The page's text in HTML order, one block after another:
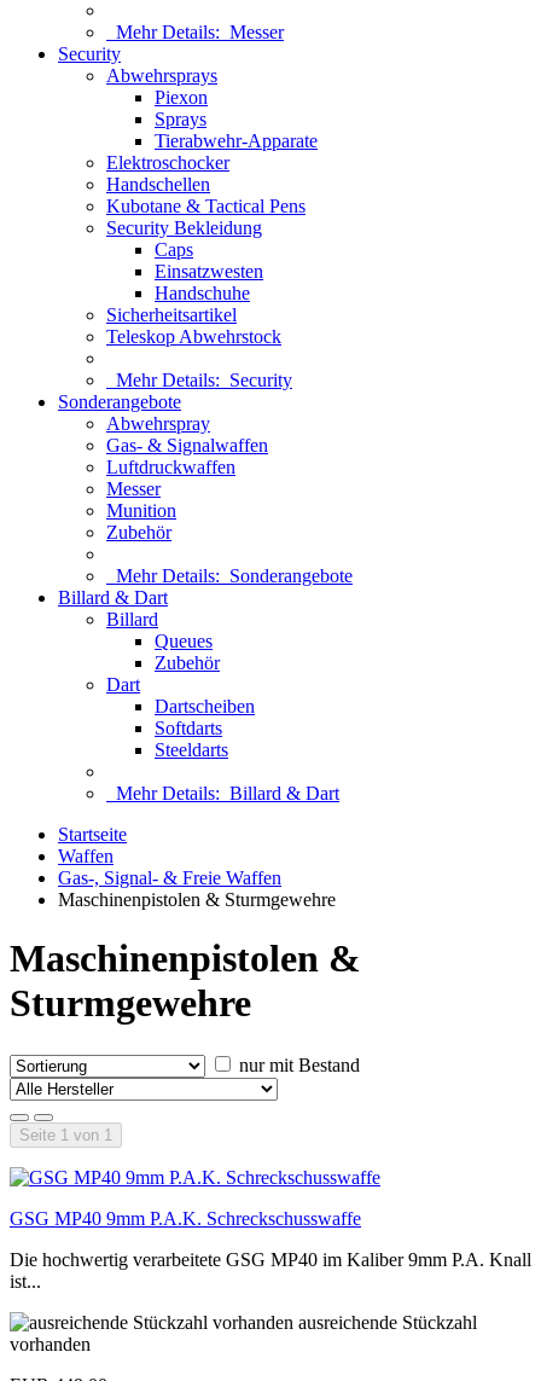
Mehr Details: Messer
Security
Abwehrsprays
Piexon
Sprays
Tierabwehr-Apparate
Elektroschocker
Handschellen
Kubotane & Tactical Pens
Security Bekleidung
Caps
Einsatzwesten
Handschuhe
Sicherheitsartikel
Teleskop Abwehrstock
Mehr Details: Security
Sonderangebote
Abwehrspray
Gas- & Signalwaffen
Luftdruckwaffen
Messer
Munition
Zubehör
Mehr Details: Sonderangebote
Billard & Dart
Billard
Queues
Zubehör
Dart
Dartscheiben
Softdarts
Steeldarts
Mehr Details: Billard & Dart
Startseite
Waffen
Gas-, Signal- & Freie Waffen
Maschinenpistolen & Sturmgewehre
Maschinenpistolen &
Sturmgewehre
nur mit Bestand
Seite 1 von 1
GSG MP40 9mm P.A.K. Schreckschusswaffe
Die hochwertig verarbeitete GSG MP40 im Kaliber 9mm P.A. Knall
ist...
ausreichende Stückzahl
vorhanden